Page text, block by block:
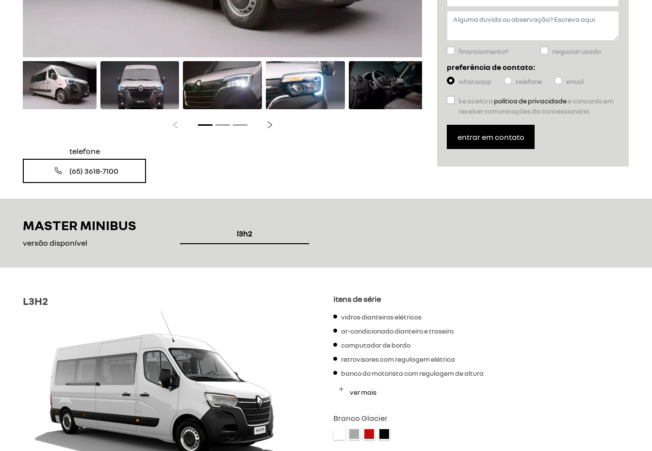
financiamento? negociar usado
preferência de contato:
whatsapp telefone email
li e aceito a política de privacidadee concordo em
receber comunicações da concessionária.
entrar em contato
Anterior Próximo
telefone
(65) 3618-7100
MASTER MINIBUS
versão disponível
l3h2
L3H2 itens de série
vidros dianteiros elétricos
ar-condicionado dianteiro e traseiro
computador de bordo
retrovisores com regulagem elétrica
banco do motorista com regulagem de altura
ver mais
Branco Glacier